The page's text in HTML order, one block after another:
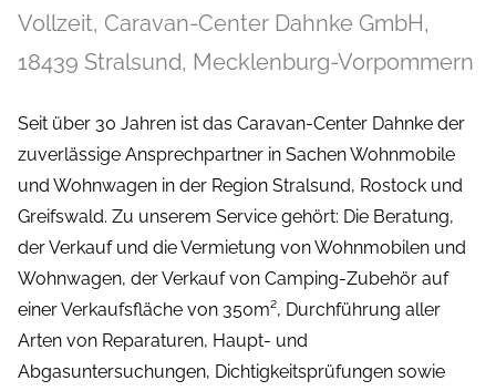
Vollzeit, Caravan-Center Dahnke GmbH,
18439 Stralsund, Mecklenburg-Vorpommern
Seit über 30 Jahren ist das Caravan-Center Dahnke der
zuverlässige Ansprechpartner in Sachen Wohnmobile
und Wohnwagen in der Region Stralsund, Rostock und
Greifswald. Zu unserem Service gehört: Die Beratung,
der Verkauf und die Vermietung von Wohnmobilen und
Wohnwagen, der Verkauf von Camping-Zubehör auf
einer Verkaufsfläche von 350m², Durchführung aller
Arten von Reparaturen, Haupt- und
Abgasuntersuchungen, Dichtigkeitsprüfungen sowie